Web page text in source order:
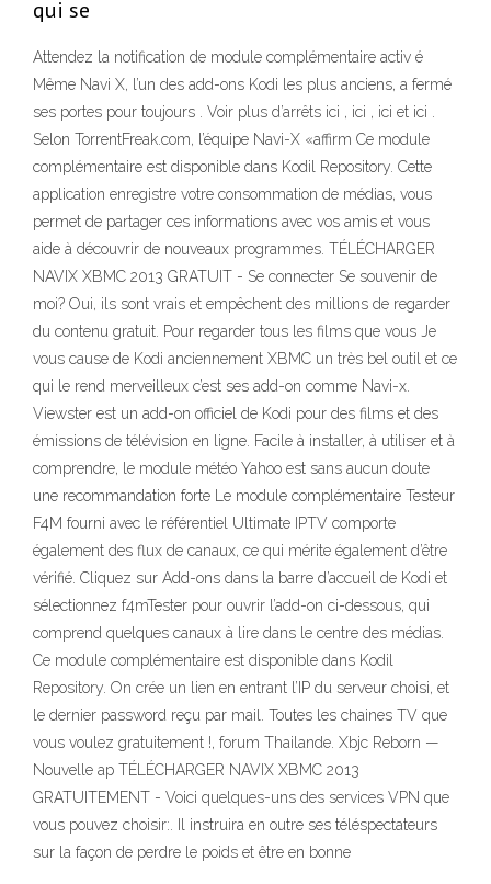
qui se
Attendez la notification de module complémentaire activ é
Même Navi X, l’un des add-ons Kodi les plus anciens, a fermé
ses portes pour toujours . Voir plus d’arrêts ici , ici , ici et ici .
Selon TorrentFreak.com, l’équipe Navi-X «affirm Ce module
complémentaire est disponible dans Kodil Repository. Cette
application enregistre votre consommation de médias, vous
permet de partager ces informations avec vos amis et vous
aide à découvrir de nouveaux programmes. TÉLÉCHARGER
NAVIX XBMC 2013 GRATUIT - Se connecter Se souvenir de
moi? Oui, ils sont vrais et empêchent des millions de regarder
du contenu gratuit. Pour regarder tous les films que vous Je
vous cause de Kodi anciennement XBMC un très bel outil et ce
qui le rend merveilleux c’est ses add-on comme Navi-x.
Viewster est un add-on officiel de Kodi pour des films et des
émissions de télévision en ligne. Facile à installer, à utiliser et à
comprendre, le module météo Yahoo est sans aucun doute
une recommandation forte Le module complémentaire Testeur
F4M fourni avec le référentiel Ultimate IPTV comporte
également des flux de canaux, ce qui mérite également d’être
vérifié. Cliquez sur Add-ons dans la barre d’accueil de Kodi et
sélectionnez f4mTester pour ouvrir l’add-on ci-dessous, qui
comprend quelques canaux à lire dans le centre des médias.
Ce module complémentaire est disponible dans Kodil
Repository. On crée un lien en entrant l’IP du serveur choisi, et
le dernier password reçu par mail. Toutes les chaines TV que
vous voulez gratuitement !, forum Thailande. Xbjc Reborn —
Nouvelle ap TÉLÉCHARGER NAVIX XBMC 2013
GRATUITEMENT - Voici quelques-uns des services VPN que
vous pouvez choisir:. Il instruira en outre ses téléspectateurs
sur la façon de perdre le poids et être en bonne